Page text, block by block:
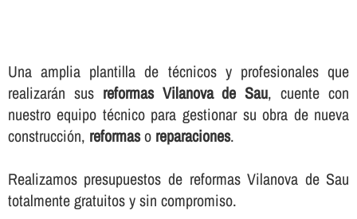
Una amplia plantilla de técnicos y profesionales que
realizarán sus reformas Vilanova de Sau, cuente con
nuestro equipo técnico para gestionar su obra de nueva
construcción, reformaso reparaciones.
Realizamos presupuestos de reformas Vilanova de Sau
totalmente gratuitos y sin compromiso.